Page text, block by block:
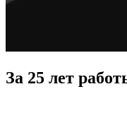
За 25 лет